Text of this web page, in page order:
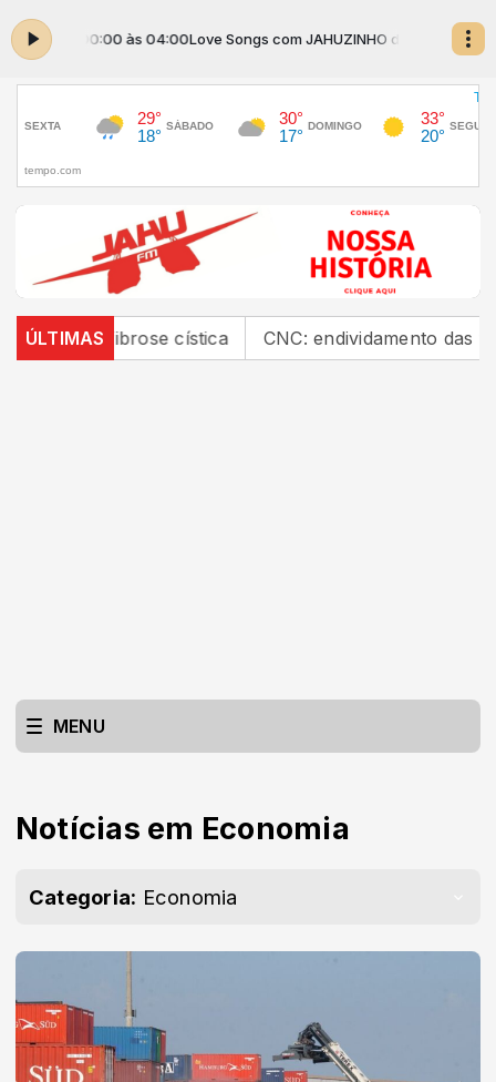
das 00:00 às 04:00 Love Songs com JAHUZINHO das 00:00 às 04:00
ÚLTIMAS
cística CNC: endividamento das famílias sobe
MENU
Notícias em Economia
Categoria: Economia